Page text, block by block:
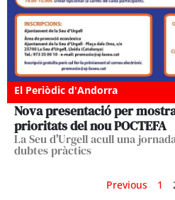
El Periòdic d'Andorra
Nova presentació per
prioritats del nou POCTEFA
La Seu d'Urgell acull una
dubtes pràctics
Previous 1